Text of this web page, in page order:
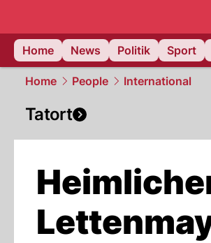
Home
News Politik Sport
Home People International
Tatort